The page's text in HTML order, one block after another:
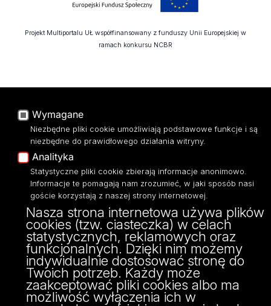
Projekt Multiportalu UŁ współfinansowany z funduszy Unii Europejskiej w
ramach konkursu NCBR
Wymagane
Niezbędne pliki cookie umożliwiają podstawowe funkcje i są
niezbędne do prawidłowego działania witryny.
Analityka
Statystyczne pliki cookie zbierają informacje anonimowo.
Informacje te pomagają nam zrozumieć, w jaki sposób nasi
goście korzystają z naszej strony internetowej.
Nasza strona internetowa używa plików
cookies (tzw. ciasteczka) w celach
statystycznych, reklamowych oraz
funkcjonalnych. Dzięki nim możemy
indywidualnie dostosować stronę do
Twoich potrzeb. Każdy może
zaakceptować pliki cookies albo ma
możliwość wyłączenia ich w